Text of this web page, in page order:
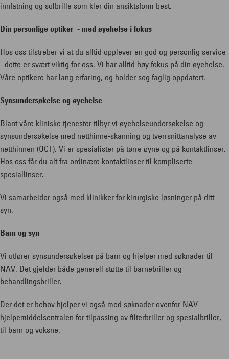
innfatning og solbrille som kler din ansiktsform best.
Din personlige optiker - med øyehelse i fokus
Hos oss tilstreber vi at du alltid opplever en god og personlig service
- dette er svært viktig for oss. Vi har alltid høy fokus på din øyehelse.
Våre optikere har lang erfaring, og holder seg faglig oppdatert.
Synsundersøkelse og øyehelse
Blant våre kliniske tjenester tilbyr vi øyehelseundersøkelse og
synsundersøkelse med netthinne-skanning og tverrsnittanalyse av
netthinnen (OCT). Vi er spesialister på tørre øyne og på kontaktlinser.
Hos oss får du alt fra ordinære kontaktlinser til kompliserte
spesiallinser.
Vi samarbeider også med klinikker for kirurgiske løsninger på ditt
syn.
Barn og syn
Vi utfører synsundersøkelser på barn og hjelper med søknader til
NAV. Det gjelder både generell støtte til barnebriller og
behandlingsbriller.
Der det er behov hjelper vi også med søknader ovenfor NAV
hjelpemiddelsentralen for tilpassing av filterbriller og spesialbriller,
til barn og voksne.